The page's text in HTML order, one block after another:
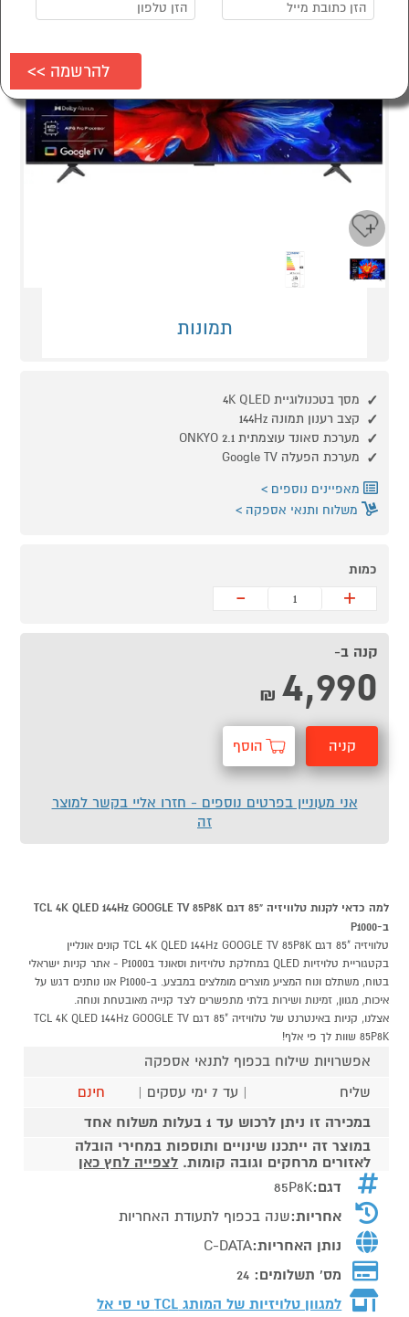
תמונות
מסך בטכנולוגיית 4K QLED
קצב רענון תמונה 144Hz
מערכת סאונד עוצמתית ONKYO 2.1
מערכת הפעלה Google TV
מאפיינים נוספים
משלוח ותנאי אספקה
כמות
+
-
קנה ב-
4,990
₪
קניה הוסף
אני מעוניין בפרטים נוספים - חזרו אליי בקשר למוצר
זה
למה כדאי לקנות טלוויזיה "85 דגם TCL 4K QLED 144Hz GOOGLE TV 85P8K
ב-P1000
טלוויזיה "85 דגם TCL 4K QLED 144Hz GOOGLE TV 85P8K קונים אונליין
בקטגוריית טלויזיות QLED במחלקת טלויזיות וסאונד בP1000 - אתר קניות ישראלי
בטוח, משתלם ונוח המציע מוצרים מומלצים במבצע. ב-P1000 אנו נותנים דגש על
איכות, מגוון, זמינות ושירות בלתי מתפשרים לצד קנייה מאובטחת ונוחה.
אצלנו, קניות באינטרנט של טלוויזיה "85 דגם TCL 4K QLED 144Hz GOOGLE TV
85P8K שוות לך פי אלף!
אפשרויות שילוח בכפוף לתנאי אספקה
שליח
| עד 7 ימי עסקים |
חינם
במכירה זו ניתן לרכוש עד 1 בעלות משלוח אחד
במוצר זה ייתכנו שינויים ותוספות במחירי הובלה
לאזורים מרחקים וגובה קומות. לצפייה לחץ כאן
דגם:85P8K
אחריות:שנה בכפוף לתעודת האחריות
נותן האחריות:C-DATA
מס' תשלומים: 24
למגוון טלויזיות של המותג TCL טי סי אל